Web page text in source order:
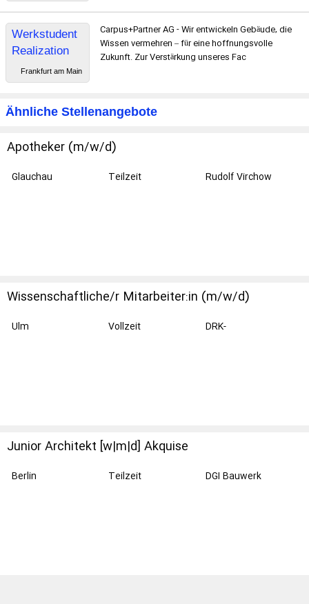
Werkstudent
Realization
Frankfurt am Main
Carpus+Partner AG - Wir entwickeln Gebäude, die
Wissen vermehren – für eine hoffnungsvolle
Zukunft. Zur Verstärkung unseres Fac
Ähnliche Stellenangebote
Apotheker (m/w/d)
Glauchau Teilzeit
Rudolf Virchow
Wissenschaftliche/r Mitarbeiter:in (m/w/d)
Ulm Vollzeit
DRK-
Junior Architekt [w|m|d] Akquise
Berlin Teilzeit
DGI Bauwerk